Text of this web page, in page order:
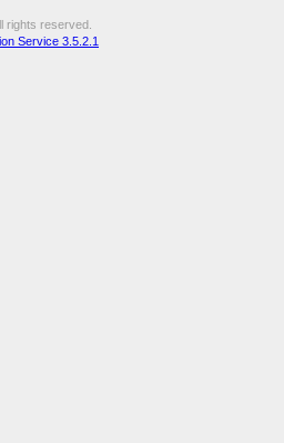
rights reserved.
Service 3.5.2.1